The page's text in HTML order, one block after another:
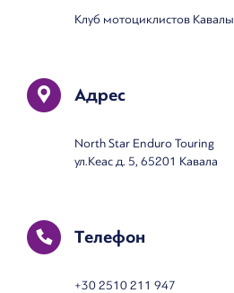
Клуб мотоциклистов Кавалы
Адрес
North Star Enduro Touring
ул.Кеас д. 5, 65201 Кавала
Телефон
+30 2510 211 947